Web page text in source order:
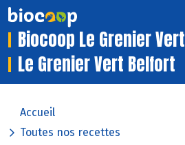
Biocoop Le Grenier
Le Grenier Vert Belfort
Accueil
Toutes nos recettes